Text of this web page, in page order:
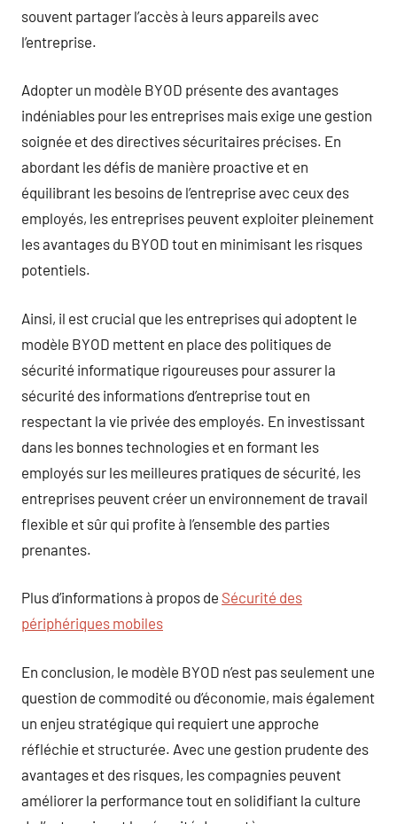
souvent partager l’accès à leurs appareils avec
l’entreprise.
Adopter un modèle BYOD présente des avantages
indéniables pour les entreprises mais exige une gestion
soignée et des directives sécuritaires précises. En
abordant les défis de manière proactive et en
équilibrant les besoins de l’entreprise avec ceux des
employés, les entreprises peuvent exploiter pleinement
les avantages du BYOD tout en minimisant les risques
potentiels.
Ainsi, il est crucial que les entreprises qui adoptent le
modèle BYOD mettent en place des politiques de
sécurité informatique rigoureuses pour assurer la
sécurité des informations d’entreprise tout en
respectant la vie privée des employés. En investissant
dans les bonnes technologies et en formant les
employés sur les meilleures pratiques de sécurité, les
entreprises peuvent créer un environnement de travail
flexible et sûr qui profite à l’ensemble des parties
prenantes.
Plus d’informations à propos de Sécurité des
périphériques mobiles
En conclusion, le modèle BYOD n’est pas seulement une
question de commodité ou d’économie, mais également
un enjeu stratégique qui requiert une approche
réfléchie et structurée. Avec une gestion prudente des
avantages et des risques, les compagnies peuvent
améliorer la performance tout en solidifiant la culture